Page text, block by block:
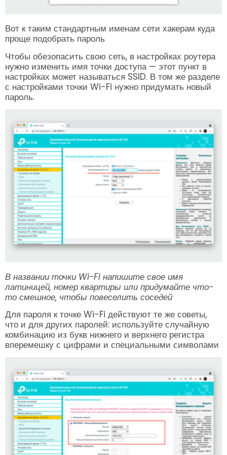
Вот к таким стандартным именам сети хакерам куда
проще подобрать пароль
Чтобы обезопасить свою сеть, в настройках роутера
нужно изменить имя точки доступа — этот пункт в
настройках может называться SSID. В том же разделе
с настройками точки Wi-Fi нужно придумать новый
пароль.
В названии точки Wi-Fi напишите свое имя
латиницей, номер квартиры или придумайте что-
то смешное, чтобы повеселить соседей
Для пароля к точке Wi-Fi действуют те же советы,
что и для других паролей: используйте случайную
комбинацию из букв нижнего и верхнего регистра
вперемешку с цифрами и специальными символами